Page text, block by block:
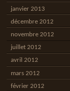
janvier 2013
décembre 2012
novembre 2012
juillet 2012
avril 2012
mars 2012
février 2012